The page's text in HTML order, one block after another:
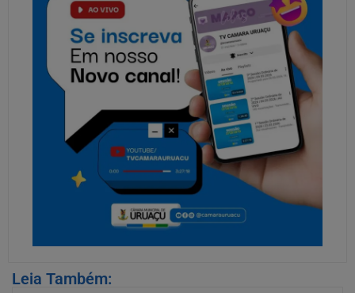
Leia Também: